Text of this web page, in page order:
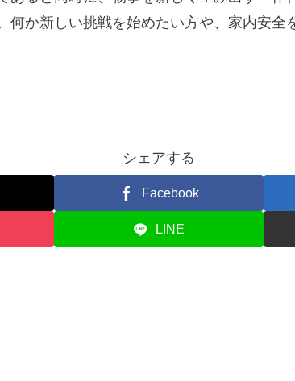
何か新しい挑戦を始めたい方や、家内安全
シェアする
Facebook
LINE